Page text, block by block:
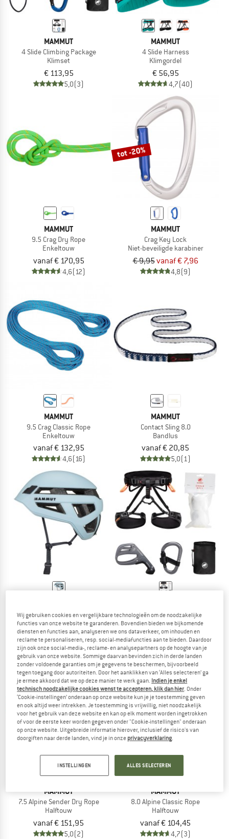
MAMMUT
4 Slide Climbing Package
Klimset
€ 113,95
5,0(3)
MAMMUT
4 Slide Harness
Klimgordel
€ 56,95
4,7(40)
MAMMUT
9.5 Crag Dry Rope
Enkeltouw
vanaf € 170,95
4,6(12)
tot -20%
MAMMUT
Crag Key Lock
Niet-beveiligde karabiner
€ 9,95vanaf € 7,96
4,8(9)
MAMMUT
9.5 Crag Classic Rope
Enkeltouw
vanaf € 132,95
4,6(16)
MAMMUT
Contact Sling 8.0
Bandlus
vanaf € 20,85
5,0(1)
Crag Sender Helmet
Klimhelm
€ 75,95
4,7(18)
Ophir 4 Slide Climbing Package
Klimset
€ 142,45
5,0(2)
MAMMUT
7.5 Alpine Sender Dry Rope
Halftouw
vanaf € 151,95
5,0(2)
MAMMUT
8.0 Alpine Classic Rope
Halftouw
vanaf € 104,45
4,7(3)
Wij gebruiken cookies en vergelijkbare technologieën om de noodzakelijke
functies van onze website te garanderen. Bovendien bieden we bijkomende
diensten en functies aan, analyseren we ons dataverkeer, om inhouden en
reclame te personaliseren, resp. social-mediafuncties aan te bieden. Daardoor
zijn ook onze social-media-, reclame- en analysepartners op de hoogte van je
gebruik van onze website. Sommige daarvan bevinden zich in derde landen
zonder voldoende garanties om je gegevens te beschermen, bijvoorbeeld
tegen toegang door autoriteiten. Door het aanklikken van ‘Alles selecteren’ ga
je ermee akkoord dat we op deze manier te werk gaan. Indien je enkel
technisch noodzakelijke cookies wenst te accepteren, klik dan hier. Onder
‘Cookie-instellingen’ onderaan op onze website kun je je toestemming geven
en ook altijd weer intrekken. Je toestemming is vrijwillig, niet noodzakelijk
voor het gebruik van deze website en kan op elk moment worden ingetrokken
of voor de eerste keer worden gegeven onder "Cookie-instellingen" onderaan
op onze website. Uitgebreide informatie hierover, inclusief de risico's van
doorgiften naar derde landen, vind je in onze privacyverklaring.
INSTELLINGEN ALLES SELECTEREN